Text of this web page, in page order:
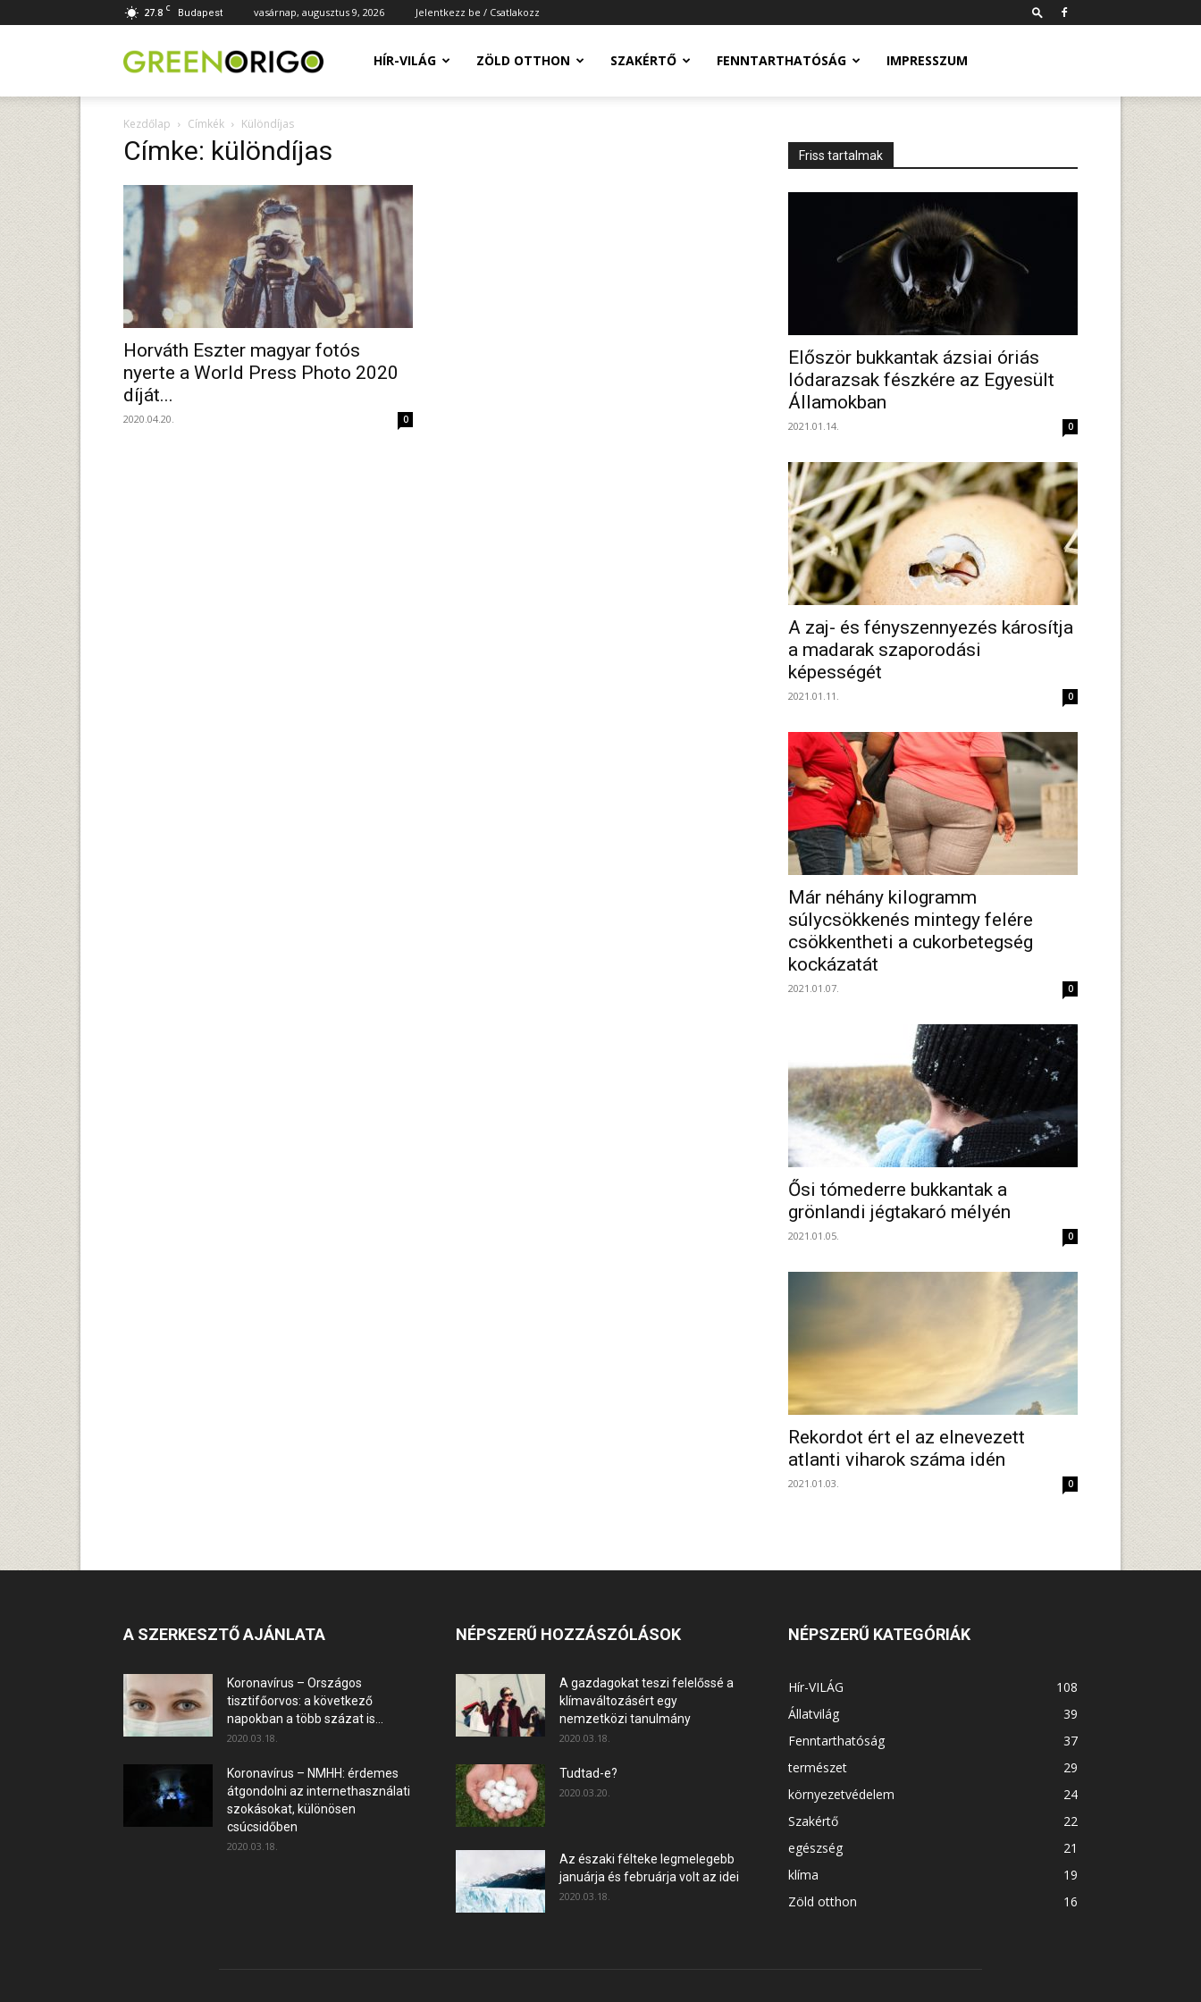
27.8 C Budapest vasárnap, augusztus 9, 2026 Jelentkezz be / Csatlakozz
Green HÍR-VILÁG ZÖLD OTTHON SZAKÉRTŐ FENNTARTHATÓSÁG IMPRESSZUM
Kezdőlap Címkék Különdíjas
Címke: különdíjas
Horváth Eszter magyar fotós
nyerte a World Press Photo 2020
díját...
2020.04.20. 0
Friss tartalmak
Először bukkantak ázsiai óriás
lódarazsak fészkére az Egyesült
Államokban
2021.01.14. 0
A zaj- és fényszennyezés károsítja
a madarak szaporodási
képességét
2021.01.11. 0
Már néhány kilogramm
súlycsökkenés mintegy felére
csökkentheti a cukorbetegség
kockázatát
2021.01.07. 0
Ősi tómederre bukkantak a
grönlandi jégtakaró mélyén
2021.01.05. 0
Rekordot ért el az elnevezett
atlanti viharok száma idén
2021.01.03. 0
A SZERKESZTŐ AJÁNLATA
Koronavírus – Országos
tisztifőorvos: a következő
napokban a több százat is...
2020.03.18.
Koronavírus – NMHH: érdemes
átgondolni az internethasználati
szokásokat, különösen
csúcsidőben
2020.03.18.
NÉPSZERŰ HOZZÁSZÓLÁSOK
A gazdagokat teszi felelőssé a
klímaváltozásért egy
nemzetközi tanulmány
2020.03.18.
Tudtad-e?
2020.03.20.
Az északi félteke legmelegebb
januárja és februárja volt az idei
2020.03.18.
NÉPSZERŰ KATEGÓRIÁK
Hír-VILÁG
108
Állatvilág
39
Fenntarthatóság
37
természet
29
környezetvédelem
24
Szakértő
22
egészség
21
klíma
19
Zöld otthon
16